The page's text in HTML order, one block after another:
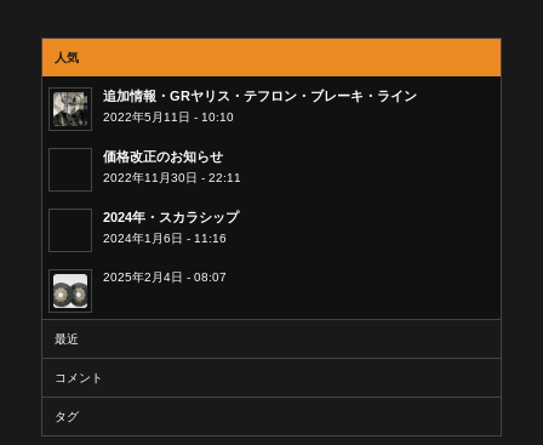
人気
追加情報・GRヤリス・テフロン・ブレーキ・ライン
2022年5月11日 - 10:10
価格改正のお知らせ
2022年11月30日 - 22:11
2024年・スカラシップ
2024年1月6日 - 11:16
2025年2月4日 - 08:07
最近
コメント
タグ